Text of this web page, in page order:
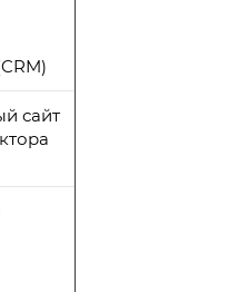
сайт